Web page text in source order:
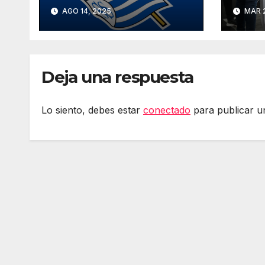
ciberataque que
expuso datos de
60.000 personas
AGO 14, 2025
deMAR
Deja una respuesta
Lo siento, debes estar conectado para publicar